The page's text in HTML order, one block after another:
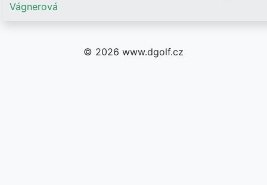
Vágnerová
© 2026 www.dgolf.cz